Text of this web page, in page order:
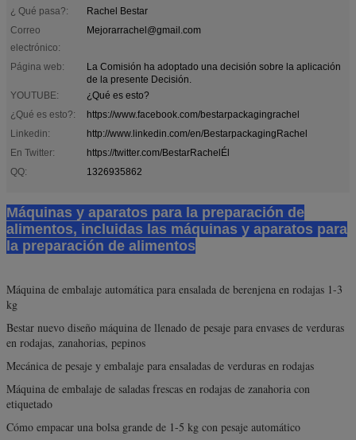
¿ Qué pasa?:
Rachel Bestar
Correo
electrónico:
Mejorarrachel@gmail.com
Página web:
La Comisión ha adoptado una decisión sobre la aplicación
de la presente Decisión.
YOUTUBE:
¿Qué es esto?
¿Qué es esto?:
https://www.facebook.com/bestarpackagingrachel
Linkedin:
http://www.linkedin.com/en/BestarpackagingRachel
En Twitter:
https://twitter.com/BestarRachelÉl
QQ:
1326935862
Máquinas y aparatos para la preparación de
alimentos, incluidas las máquinas y aparatos para
la preparación de alimentos
Máquina de embalaje automática para ensalada de berenjena en rodajas 1-3
kg
Bestar nuevo diseño máquina de llenado de pesaje para envases de verduras
en rodajas, zanahorias, pepinos
Mecánica de pesaje y embalaje para ensaladas de verduras en rodajas
Máquina de embalaje de saladas frescas en rodajas de zanahoria con
etiquetado
Cómo empacar una bolsa grande de 1-5 kg con pesaje automático